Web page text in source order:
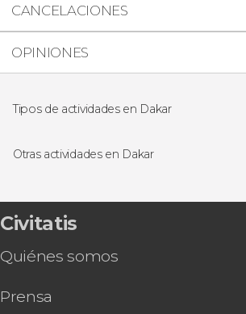
CANCELACIONES
OPINIONES
Tipos de actividades en Dakar
Excursiones de un día
Otras actividades en Dakar
Free tour por el barrio de Ouakam
Tour de compras por Dakar
Civitatis
Quiénes somos
Prensa